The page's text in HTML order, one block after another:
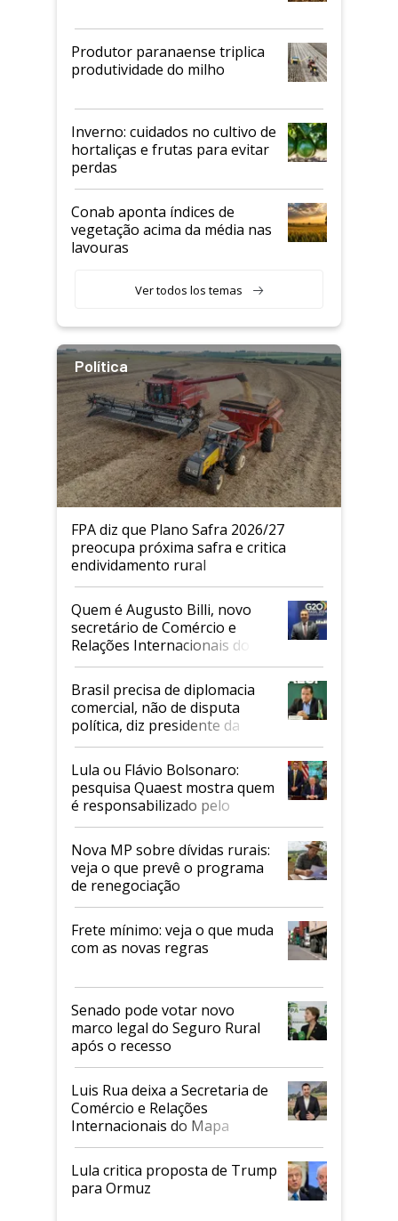
Produtor paranaense triplica
produtividade do milho
Inverno: cuidados no cultivo de
hortaliças e frutas para evitar
perdas
Conab aponta índices de
vegetação acima da média nas
lavouras
Ver todos los temas
Política
FPA diz que Plano Safra 2026/27
preocupa próxima safra e critica
endividamento rural
Quem é Augusto Billi, novo
secretário de Comércio e
Relações Internacionais do
Mapa
Brasil precisa de diplomacia
comercial, não de disputa
política, diz presidente da
Faesp
Lula ou Flávio Bolsonaro:
pesquisa Quaest mostra quem
é responsabilizado pelo
tarifaço dos EUA
Nova MP sobre dívidas rurais:
veja o que prevê o programa
de renegociação
Frete mínimo: veja o que muda
com as novas regras
Senado pode votar novo
marco legal do Seguro Rural
após o recesso
Luis Rua deixa a Secretaria de
Comércio e Relações
Internacionais do Mapa
Lula critica proposta de Trump
para Ormuz